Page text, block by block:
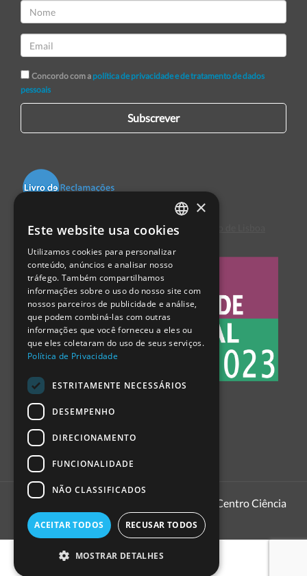
Concordo com a política de privacidade e de tratamento de dados
pessoais
Subscrever
Centro de Arbitragem de Conflitos de Consumo de Lisboa
1999 - 2026
Pavilhão do Conhecimento | Centro Ciência
PORTUGUESE
ENGLISH
SPANISH
×
Este website usa cookies
Utilizamos cookies para personalizar
conteúdo, anúncios e analisar nosso
tráfego. Também compartilhamos
informações sobre o uso do nosso site com
nossos parceiros de publicidade e análise,
que podem combiná-las com outras
informações que você forneceu a eles ou
que eles coletaram do uso de seus serviços.
Política de Privacidade
ESTRITAMENTE NECESSÁRIOS
DESEMPENHO
DIRECIONAMENTO
FUNCIONALIDADE
NÃO CLASSIFICADOS
ACEITAR TODOS RECUSAR TODOS
MOSTRAR DETALHES